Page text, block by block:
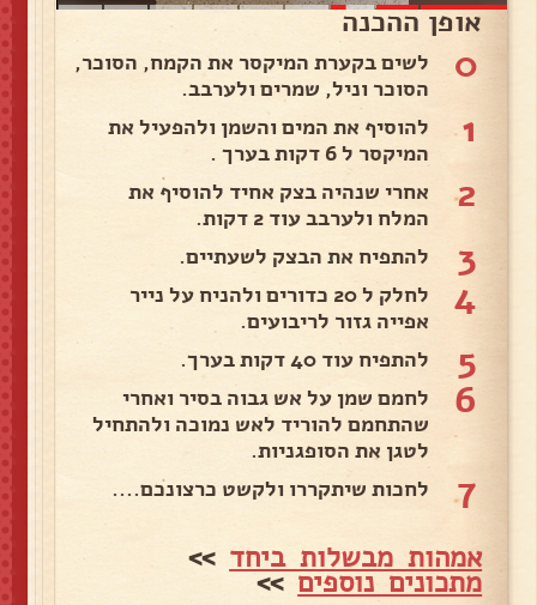
אופן ההכנה
0
לשים בקערת המיקסר את הקמח, הסוכר,
הסוכר וניל, שמרים ולערבב.
1
להוסיף את המים והשמן ולהפעיל את
המיקסר ל 6 דקות בערך .
2
אחרי שנהיה בצק אחיד להוסיף את
המלח ולערבב עוד 2 דקות.
3 להתפיח את הבצק לשעתיים.
4
לחלק ל 20 כדורים ולהניח על נייר
אפייה גזור לריבועים.
5 להתפיח עוד 40 דקות בערך.
6
לחמם שמן על אש גבוה בסיר ואחרי
שהתחמם להוריד לאש נמוכה ולהתחיל
לטגן את הסופגניות.
7 לחכות שיתקררו ולקשט כרצונכם....
אמהות מבשלות ביחד >>
מתכונים נוספים>>